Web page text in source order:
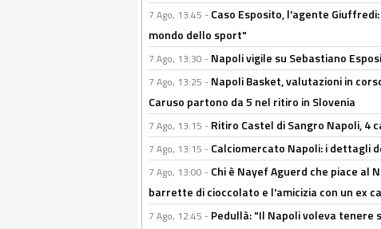
7 Ago, 13:45 - Caso Esposito, l'agente
mondo dello sport"
7 Ago, 13:30 - Napoli vigile su Sebastiano
7 Ago, 13:25 - Napoli Basket, valutazioni in
Caruso partono da 5 nel ritiro in Slovenia
7 Ago, 13:15 - Ritiro Castel di Sangro Napoli, 4
7 Ago, 13:15 - Calciomercato Napoli: i dettagli
7 Ago, 13:00 - Chi è Nayef Aguerd che piace al
barrette di cioccolato e l'amicizia con un ex
7 Ago, 12:45 - Pedullà: "Il Napoli voleva tenere